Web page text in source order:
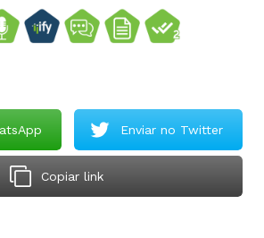
Enviar no Twitter
Copiar link